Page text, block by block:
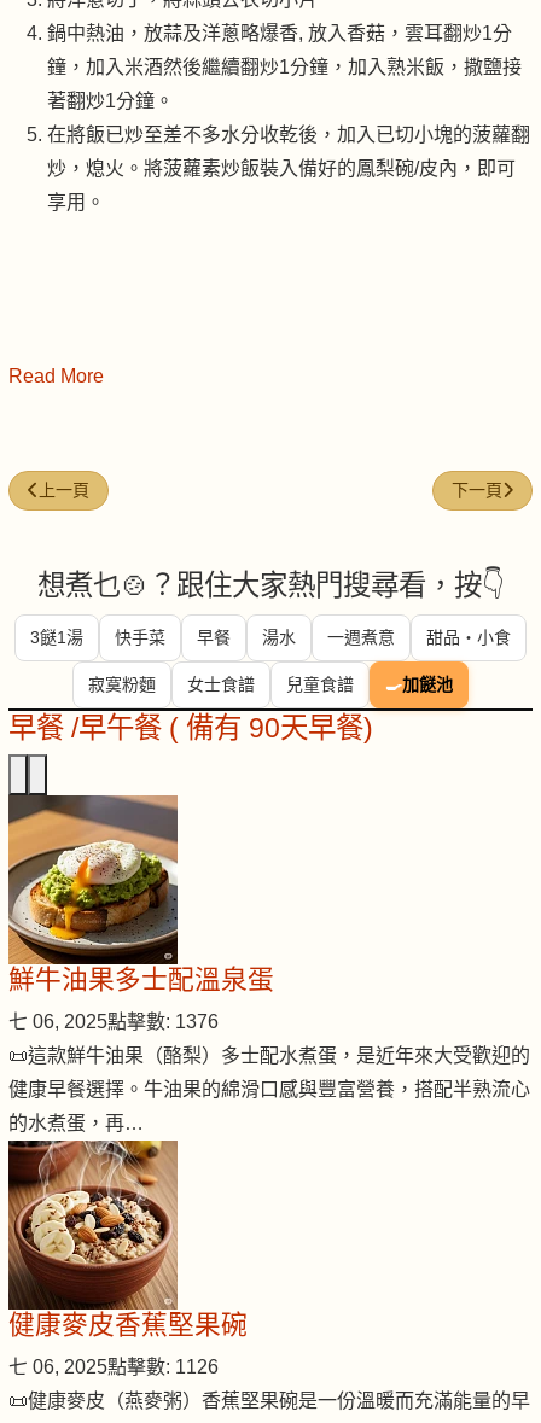
鍋中熱油，放蒜及洋蔥略爆香, 放入香菇，雲耳翻炒1分
鐘，加入米酒然後繼續翻炒1分鐘，加入熟米飯，撒鹽接
著翻炒1分鐘。
在將飯已炒至差不多水分收乾後，加入已切小塊的菠蘿翻
炒，熄火。將菠蘿素炒飯裝入備好的鳳梨碗/皮內，即可
享用。
Read More
上一篇文章: 西蘭花滾粥
上一頁 下一篇文章
下一頁
想煮乜🍲？跟住大家熱門搜尋看，按👇
3餸1湯 快手菜 早餐 湯水 一週煮意 甜品・小食
寂寞粉麵 女士食譜 兒童食譜 🍳加餸池
早餐 /早午餐 ( 備有 90天早餐)
鮮牛油果多士配溫泉蛋
七 06, 2025點擊數: 1376
📜這款鮮牛油果（酪梨）多士配水煮蛋，是近年來大受歡迎的
健康早餐選擇。牛油果的綿滑口感與豐富營養，搭配半熟流心
的水煮蛋，再…
健康麥皮香蕉堅果碗
七 06, 2025點擊數: 1126
📜健康麥皮（燕麥粥）香蕉堅果碗是一份溫暖而充滿能量的早